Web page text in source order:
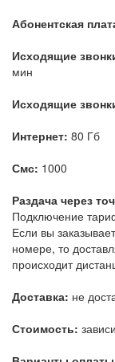
Абонентская
Исходящие
мин
Исходящие
Интернет: 80 Гб
Смс: 1000
Раздача через
Подключение
Если вы
номере, то
происходит
Доставка: не
Стоимость: